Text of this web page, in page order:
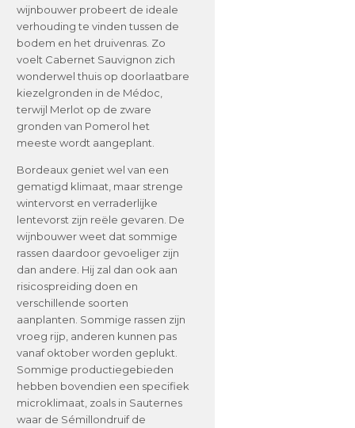
wijnbouwer probeert de ideale
verhouding te vinden tussen de
bodem en het druivenras. Zo
voelt Cabernet Sauvignon zich
wonderwel thuis op doorlaatbare
kiezelgronden in de Médoc,
terwijl Merlot op de zware
gronden van Pomerol het
meeste wordt aangeplant.
Bordeaux geniet wel van een
gematigd klimaat, maar strenge
wintervorst en verraderlijke
lentevorst zijn reële gevaren. De
wijnbouwer weet dat sommige
rassen daardoor gevoeliger zijn
dan andere. Hij zal dan ook aan
risicospreiding doen en
verschillende soorten
aanplanten. Sommige rassen zijn
vroeg rijp, anderen kunnen pas
vanaf oktober worden geplukt.
Sommige productiegebieden
hebben bovendien een specifiek
microklimaat, zoals in Sauternes
waar de Sémillondruif de